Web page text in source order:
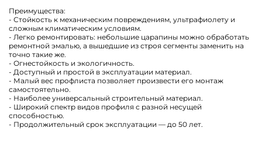
Преимущества:
- Стойкость к механическим повреждениям, ультрафиолету и
сложным климатическим условиям.
- Легко ремонтировать: небольшие царапины можно обработать
ремонтной эмалью, а вышедшие из строя сегменты заменить на
точно такие же.
- Огнестойкость и экологичность.
- Доступный и простой в эксплуатации материал.
- Малый вес профлиста позволяет произвести его монтаж
самостоятельно.
- Наиболее универсальный строительный материал.
- Широкий спектр видов профиля с разной несущей
способностью.
- Продолжительный срок эксплуатации — до 50 лет.